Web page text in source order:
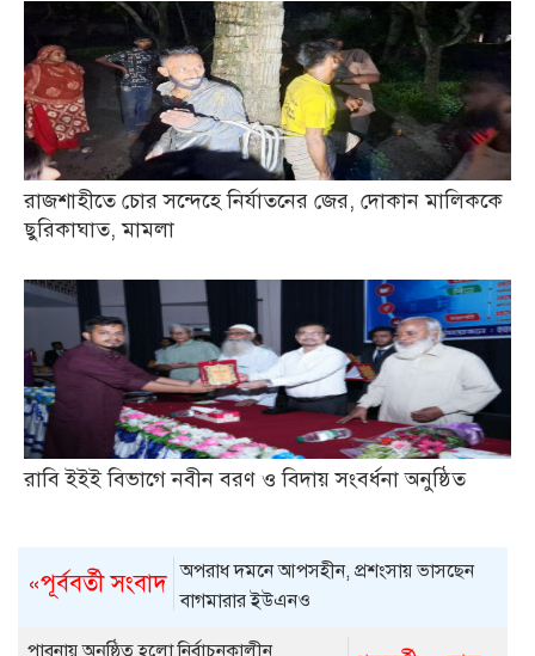
রাজশাহীতে চোর সন্দেহে নির্যাতনের জের, দোকান মালিককে
ছুরিকাঘাত, মামলা
রাবি ইইই বিভাগে নবীন বরণ ও বিদায় সংবর্ধনা অনুষ্ঠিত
«পূর্ববর্তী সংবাদ অপরাধ দমনে আপসহীন, প্রশংসায় ভাসছেন
বাগমারার ইউএনও
পাবনায় অনুষ্ঠিত হলো নির্বাচনকালীন